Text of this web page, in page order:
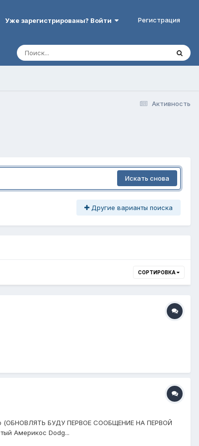
Уже зарегистрированы? Войти Регистрация
Активность
Искать снова
Другие варианты поиска
СОРТИРОВКА
(ОБНОВЛЯТЬ БУДУ ПЕРВОЕ СООБЩЕНИЕ НА ПЕРВОЙ
Америкос Dodg...